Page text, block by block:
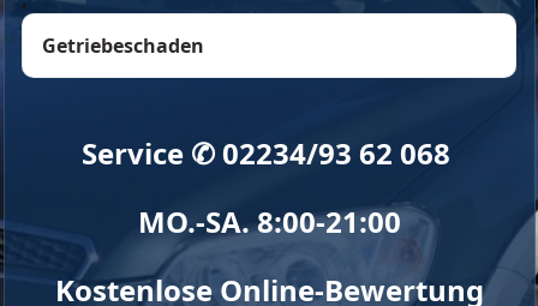
Getriebeschaden
Service ✆ 02234/93 62 068
MO.-SA. 8:00-21:00
Kostenlose Online-Bewertung